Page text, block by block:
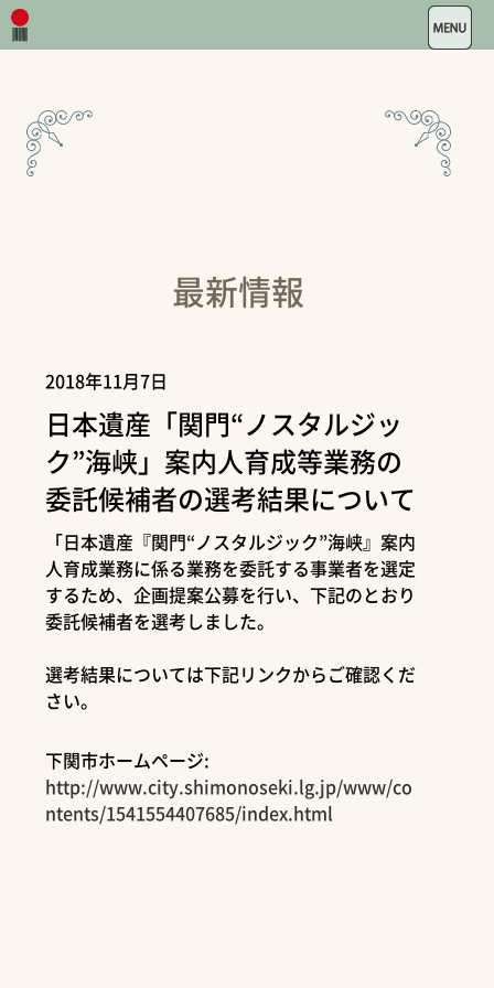
最新情報
2018年11月7日
日本遺産「関門“ノスタルジッ
ク”海峡」案内人育成等業務の
委託候補者の選考結果について
「日本遺産『関門“ノスタルジック”海峡』案内
人育成業務に係る業務を委託する事業者を選定
するため、企画提案公募を行い、下記のとおり
委託候補者を選考しました。
選考結果については下記リンクからご確認くだ
さい。
下関市ホームページ:
http://www.city.shimonoseki.lg.jp/www/co
ntents/1541554407685/index.html